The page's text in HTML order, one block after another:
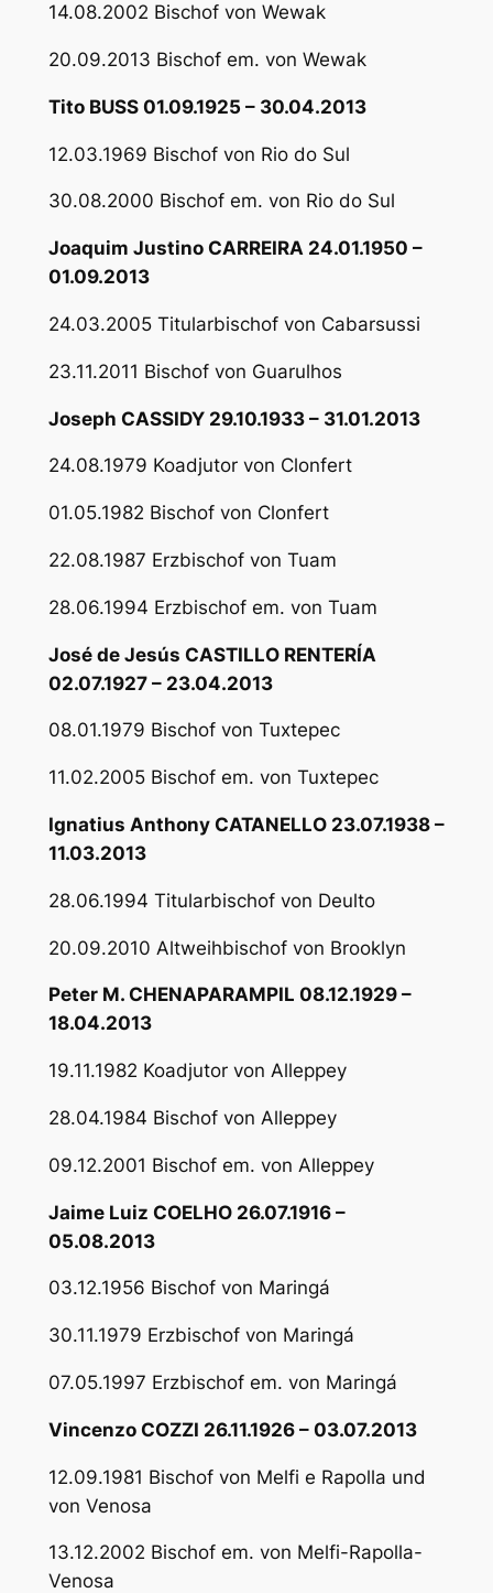
14.08.2002 Bischof von Wewak
20.09.2013 Bischof em. von Wewak
Tito BUSS 01.09.1925 – 30.04.2013
12.03.1969 Bischof von Rio do Sul
30.08.2000 Bischof em. von Rio do Sul
Joaquim Justino CARREIRA 24.01.1950 –
01.09.2013
24.03.2005 Titularbischof von Cabarsussi
23.11.2011 Bischof von Guarulhos
Joseph CASSIDY 29.10.1933 – 31.01.2013
24.08.1979 Koadjutor von Clonfert
01.05.1982 Bischof von Clonfert
22.08.1987 Erzbischof von Tuam
28.06.1994 Erzbischof em. von Tuam
José de Jesús CASTILLO RENTERÍA
02.07.1927 – 23.04.2013
08.01.1979 Bischof von Tuxtepec
11.02.2005 Bischof em. von Tuxtepec
Ignatius Anthony CATANELLO 23.07.1938 –
11.03.2013
28.06.1994 Titularbischof von Deulto
20.09.2010 Altweihbischof von Brooklyn
Peter M. CHENAPARAMPIL 08.12.1929 –
18.04.2013
19.11.1982 Koadjutor von Alleppey
28.04.1984 Bischof von Alleppey
09.12.2001 Bischof em. von Alleppey
Jaime Luiz COELHO 26.07.1916 –
05.08.2013
03.12.1956 Bischof von Maringá
30.11.1979 Erzbischof von Maringá
07.05.1997 Erzbischof em. von Maringá
Vincenzo COZZI 26.11.1926 – 03.07.2013
12.09.1981 Bischof von Melfi e Rapolla und
von Venosa
13.12.2002 Bischof em. von Melfi-Rapolla-
Venosa